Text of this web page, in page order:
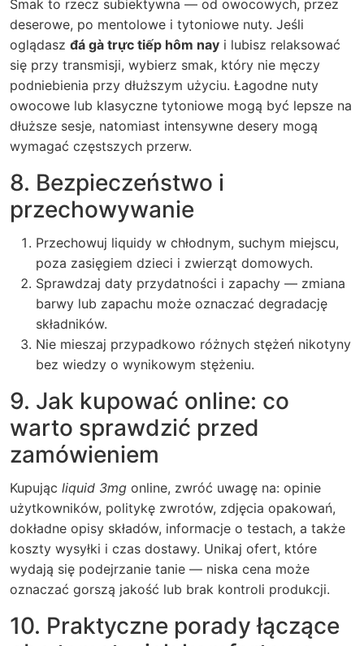
Smak to rzecz subiektywna — od owocowych, przez
deserowe, po mentolowe i tytoniowe nuty. Jeśli
oglądasz đá gà trực tiếp hôm nay i lubisz relaksować
się przy transmisji, wybierz smak, który nie męczy
podniebienia przy dłuższym użyciu. Łagodne nuty
owocowe lub klasyczne tytoniowe mogą być lepsze na
dłuższe sesje, natomiast intensywne desery mogą
wymagać częstszych przerw.
8. Bezpieczeństwo i
przechowywanie
Przechowuj liquidy w chłodnym, suchym miejscu,
poza zasięgiem dzieci i zwierząt domowych.
Sprawdzaj daty przydatności i zapachy — zmiana
barwy lub zapachu może oznaczać degradację
składników.
Nie mieszaj przypadkowo różnych stężeń nikotyny
bez wiedzy o wynikowym stężeniu.
9. Jak kupować online: co
warto sprawdzić przed
zamówieniem
Kupując liquid 3mg online, zwróć uwagę na: opinie
użytkowników, politykę zwrotów, zdjęcia opakowań,
dokładne opisy składów, informacje o testach, a także
koszty wysyłki i czas dostawy. Unikaj ofert, które
wydają się podejrzanie tanie — niska cena może
oznaczać gorszą jakość lub brak kontroli produkcji.
10. Praktyczne porady łączące